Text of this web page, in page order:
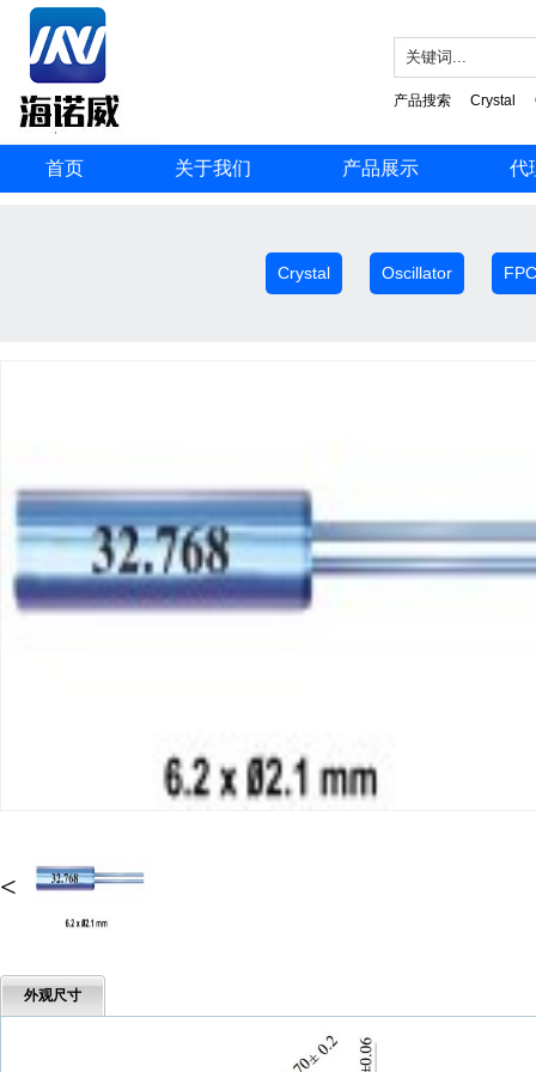
产品搜索 Crystal
首页 关于我们 产品展示 代
Crystal Oscillator FPC
<
外观尺寸